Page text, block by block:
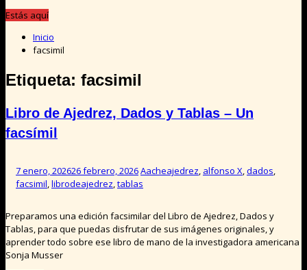
Estás aquí
Inicio
facsimil
Etiqueta: facsimil
Libro de Ajedrez, Dados y Tablas – Un
facsímil
7 enero, 202626 febrero, 2026Aacheajedrez, alfonso X,dados,
facsimil,librodeajedrez,tablas
Preparamos una edición facsimilar del Libro de Ajedrez, Dados y
Tablas, para que puedas disfrutar de sus imágenes originales, y
aprender todo sobre ese libro de mano de la investigadora americana
Sonja Musser